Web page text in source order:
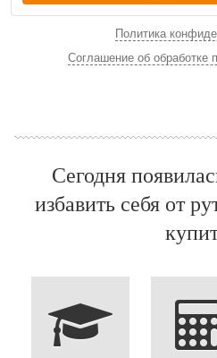
Политика
Соглашение об обработке
Сегодня
избавить себя от